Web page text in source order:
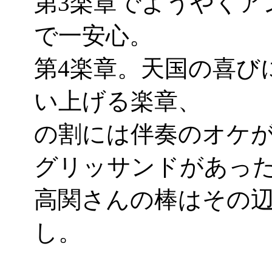
で一安心。
第4楽章。天国の喜
い上げる楽章、
の割には伴奏のオケ
グリッサンドがあっ
高関さんの棒はその
し。